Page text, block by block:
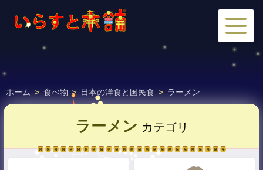
ホーム > 食べ物 > 日本の洋食と国民食 > ラーメン
ラーメン カテゴリ